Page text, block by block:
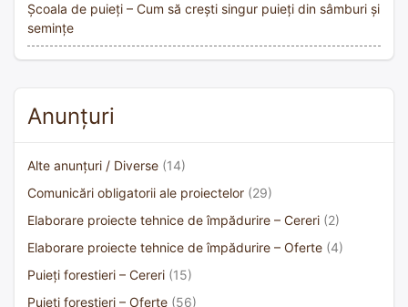
Școala de puieți – Cum să crești singur puieți din sâmburi și
semințe
Anunțuri
Alte anunțuri / Diverse (14)
Comunicări obligatorii ale proiectelor (29)
Elaborare proiecte tehnice de împădurire – Cereri (2)
Elaborare proiecte tehnice de împădurire – Oferte (4)
Puieți forestieri – Cereri (15)
Puieți forestieri – Oferte (56)